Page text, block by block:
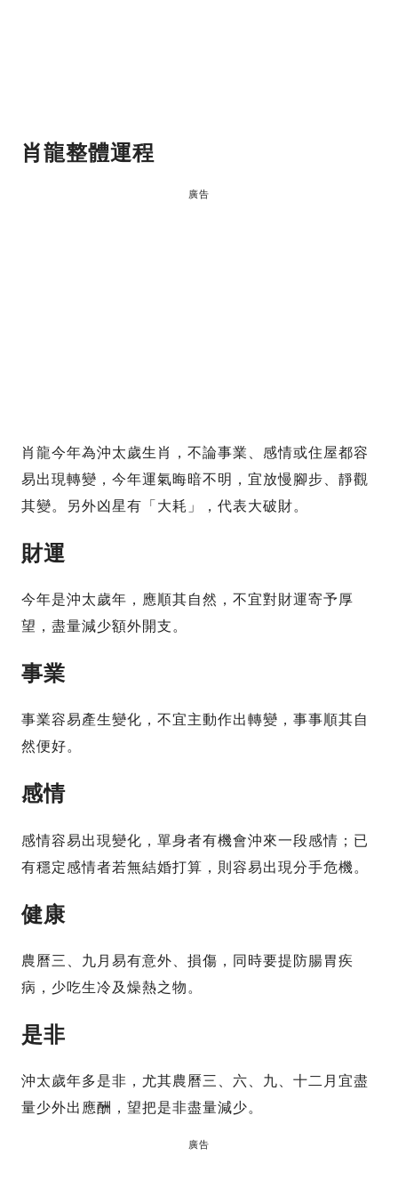
肖龍整體運程
廣告
肖龍今年為沖太歲生肖，不論事業、感情或住屋都容
易出現轉變，今年運氣晦暗不明，宜放慢腳步、靜觀
其變。另外凶星有「大耗」，代表大破財。
財運
今年是沖太歲年，應順其自然，不宜對財運寄予厚
望，盡量減少額外開支。
事業
事業容易產生變化，不宜主動作出轉變，事事順其自
然便好。
感情
感情容易出現變化，單身者有機會沖來一段感情；已
有穩定感情者若無結婚打算，則容易出現分手危機。
健康
農曆三、九月易有意外、損傷，同時要提防腸胃疾
病，少吃生冷及燥熱之物。
是非
沖太歲年多是非，尤其農曆三、六、九、十二月宜盡
量少外出應酬，望把是非盡量減少。
廣告